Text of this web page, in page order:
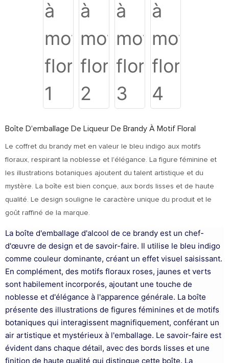
Boîte D'emballage De Liqueur De Brandy À Motif Floral
Le coffret du brandy met en valeur le bleu indigo aux motifs
floraux, respirant la noblesse et l'élégance. La figure féminine et
les illustrations botaniques ajoutent du talent artistique et du
mystère. La boîte est bien conçue, aux bords lisses et de haute
qualité. Le design souligne le caractère unique du produit et le
goût raffiné de la marque.
La boîte d'emballage d'alcool de ce brandy est un chef-
d'œuvre de design et de savoir-faire. Il utilise le bleu indigo
comme couleur dominante, créant un effet visuel saisissant.
En complément, des motifs floraux roses, jaunes et verts
sont habilement incorporés, ajoutant une touche de
noblesse et d'élégance à l'apparence générale. La boîte
présente des illustrations de figures féminines et de motifs
botaniques qui interagissent magnifiquement, conférant un
air artistique et mystérieux à l'emballage. Le savoir-faire est
évident dans chaque détail, avec des bords lisses et une
finition de haute qualité qui distingue cette boîte. La